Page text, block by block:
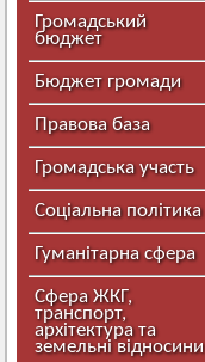
Громадський
бюджет
Бюджет громади
Правова база
Громадська участь
Соціальна політика
Гуманітарна сфера
Сфера ЖКГ,
транспорт,
архітектура та
земельні відносини